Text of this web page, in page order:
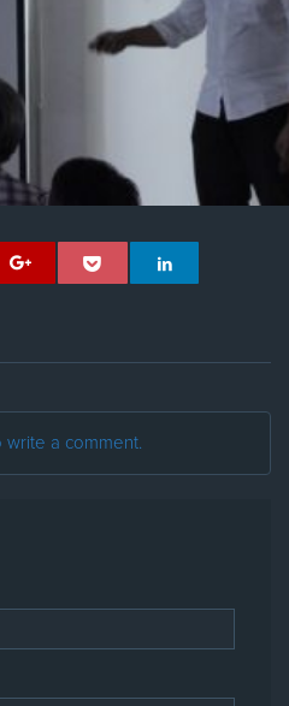
write a comment.